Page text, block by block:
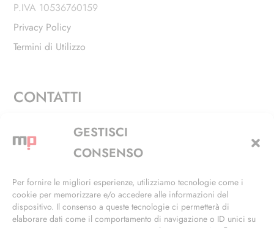
GESTISCI
CONSENSO
Per fornire le migliori esperienze, utilizziamo tecnologie come i
cookie per memorizzare e/o accedere alle informazioni del
dispositivo. Il consenso a queste tecnologie ci permetterà di
elaborare dati come il comportamento di navigazione o ID unici su
P.IVA 10536760159
Privacy Policy
Termini di Utilizzo
CONTATTI
Via Alfieri, 27 - Trezzano Sul Naviglio (MI)
+39 02 4846 3155
info@masterphil.it